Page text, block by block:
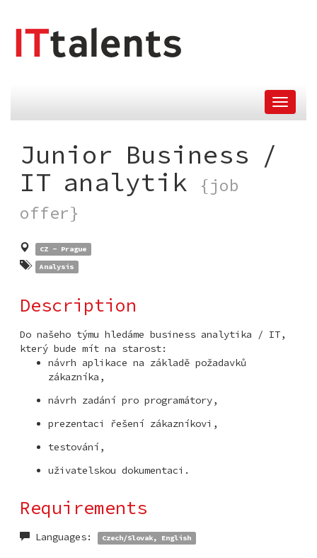
Junior Business /
IT analytik
{job
offer}
CZ - Prague
Analysis
Description
Do našeho týmu hledáme business analytika / IT,
který bude mít na starost:
návrh aplikace na základě požadavků
zákazníka,
návrh zadání pro programátory,
prezentaci řešení zákazníkovi,
testování,
uživatelskou dokumentaci.
Requirements
Languages: Czech/Slovak, English